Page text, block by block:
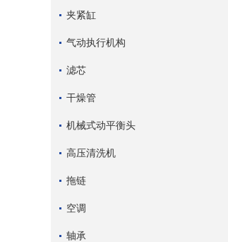
夹紧缸
气动执行机构
滤芯
干燥管
机械式动平衡头
高压清洗机
拖链
空调
轴承